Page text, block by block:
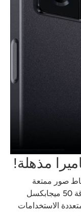
مذهلة!
صور ممتعة
وواضحة للغاية باستخدام كاميرا مزدوجة بدقة 50 ميجابكسل
الاستخدامات